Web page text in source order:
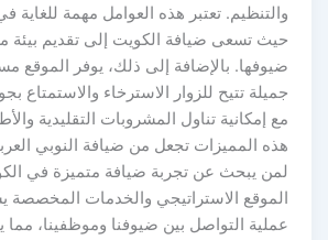
والتنظيم. تعتبر هذه العوامل مهمة للغاية
حيث تسعى ضيافة الكويت إلى تقديم بيئة
ضيوفها. بالإضافة إلى ذلك، يوفر الموقع
جميلة تتيح للزوار الاسترخاء والاستمتاع بجو
مع إمكانية تناول المشروبات التقليدية
هذه المميزات تجعل من ضيافة النوبي
لمن يبحث عن تجربة ضيافة متميزة في
الموقع الاستراتيجي والخدمات المخصصة
عملية التواصل بين ضيوفنا وموظفينا، مما